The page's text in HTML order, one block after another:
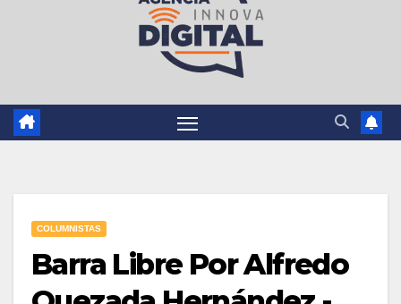
COLUMNISTAS
Barra Libre Por Alfredo